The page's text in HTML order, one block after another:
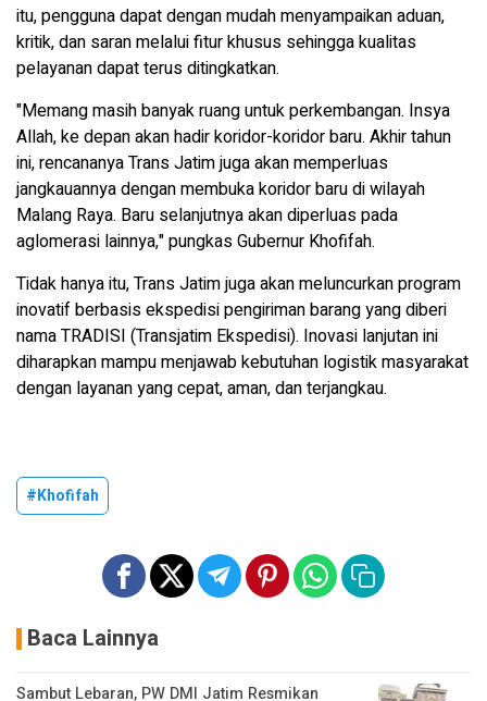
itu, pengguna dapat dengan mudah menyampaikan aduan,
kritik, dan saran melalui fitur khusus sehingga kualitas
pelayanan dapat terus ditingkatkan.
"Memang masih banyak ruang untuk perkembangan. Insya
Allah, ke depan akan hadir koridor-koridor baru. Akhir tahun
ini, rencananya Trans Jatim juga akan memperluas
jangkauannya dengan membuka koridor baru di wilayah
Malang Raya. Baru selanjutnya akan diperluas pada
aglomerasi lainnya," pungkas Gubernur Khofifah.
Tidak hanya itu, Trans Jatim juga akan meluncurkan program
inovatif berbasis ekspedisi pengiriman barang yang diberi
nama TRADISI (Transjatim Ekspedisi). Inovasi lanjutan ini
diharapkan mampu menjawab kebutuhan logistik masyarakat
dengan layanan yang cepat, aman, dan terjangkau.
#Khofifah
Baca Lainnya
Sambut Lebaran, PW DMI Jatim Resmikan